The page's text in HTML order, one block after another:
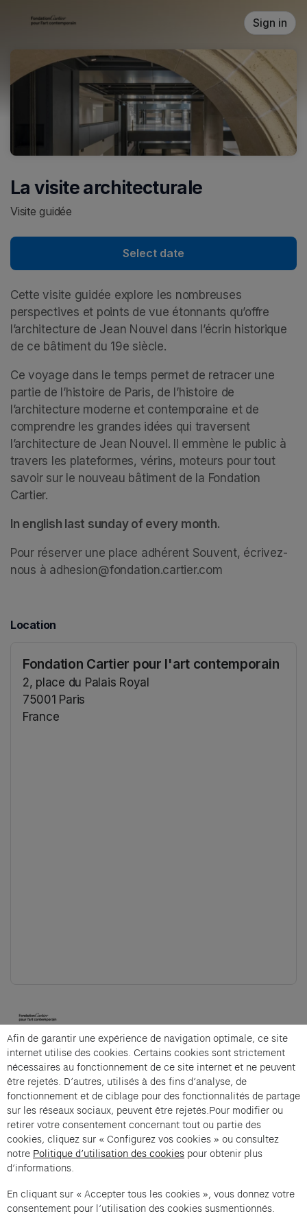
Sign in
La visite architecturale
Visite guidée
Select date
Cette visite guidée explore les nombreuses
perspectives et points de vue étonnants qu’offre
l’architecture de Jean Nouvel dans l’écrin historique
de ce bâtiment du 19e siècle.
Ce voyage dans le temps permet de retracer une
partie de l’histoire de Paris, de l’histoire de
l’architecture moderne et contemporaine et de
comprendre les grandes idées qui traversent
l’architecture de Jean Nouvel. Il emmène le public à
travers les plateformes, vérins, moteurs pour tout
savoir sur le nouveau bâtiment de la Fondation
Cartier.
In english last sunday of every month.
Pour réserver une place adhérent Souvent, écrivez-
nous à adhesion@fondation.cartier.com
Location
Fondation Cartier pour l'art contemporain
2, place du Palais Royal
75001 Paris
France
Cartier et Compagnie
La visite architecturale is an offer from Cartier et
Compagnie .
Imprint of the organizer(opens in a new tab)
Data privacy of the organizer(opens in
General terms and conditions of the organizer
Afin de garantir une expérience de navigation optimale, ce site
internet utilise des cookies. Certains cookies sont strictement
nécessaires au fonctionnement de ce site internet et ne peuvent
être rejetés. D’autres, utilisés à des fins d’analyse, de
fonctionnement et de ciblage pour des fonctionnalités de partage
sur les réseaux sociaux, peuvent être rejetés.Pour modifier ou
retirer votre consentement concernant tout ou partie des
cookies, cliquez sur « Configurez vos cookies » ou consultez
notre Politique d’utilisation des cookies pour obtenir plus
d’informations.
En cliquant sur « Accepter tous les cookies », vous donnez votre
consentement pour l’utilisation des cookies susmentionnés.